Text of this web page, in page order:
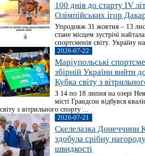
100 днів до старту IV
Олімпійських ігор
Упродовж 31 жовтня – 13
стане місцем зустрічі
спортсменів світу. Україну
2026-07-22
Маріупольські
збірній України вийти
Кубка світу з
З 14 по 18 липня на озері
місті Грандсон відбувся
світу з вітрильного спорту ...
2026-07-21
Скелелазка Донеччини
здобула срібну
швидкості